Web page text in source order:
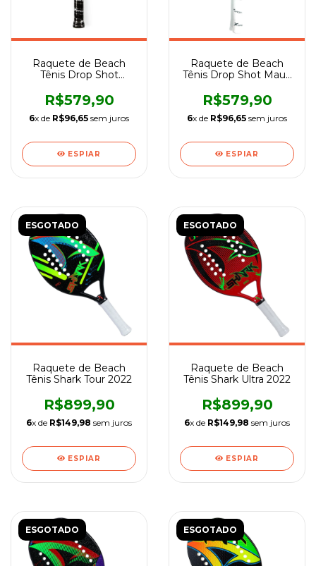
Raquete de Beach
Tênis Drop Shot
R$579,90
6x de R$96,65 sem juros
ESPIAR
Raquete de Beach
Tênis Drop Shot Maui-
R$579,90
6x de R$96,65 sem juros
ESPIAR
ESGOTADO
Raquete de Beach
Tênis Shark Tour 2022
R$899,90
6x de R$149,98 sem juros
ESPIAR
ESGOTADO
Raquete de Beach
Tênis Shark Ultra 2022
R$899,90
6x de R$149,98 sem juros
ESPIAR
ESGOTADO ESGOTADO